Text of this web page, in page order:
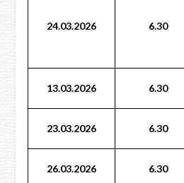
24.03.2026 6.30
13.03.2026 6.30
23.03.2026 6.30
26.03.2026 6.30